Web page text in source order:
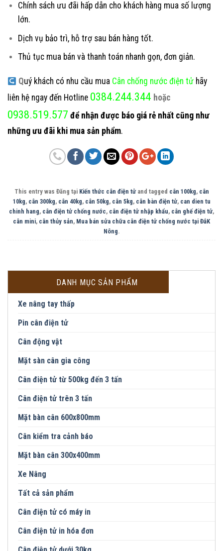
Chính sách ưu đãi hấp dẫn cho khách hàng mua số lượng
lớn.
Dịch vụ bảo trì, hỗ trợ sau bán hàng tốt.
Thủ tục mua bán và thanh toán nhanh gọn, đơn giản.
Quý khách có nhu cầu mua Cân chống nước điện tử hãy
liên hệ ngay đến Hotline 0384.244.344 hoặc
0938.519.577 để nhận được báo giá rẻ nhất cũng như
những ưu đãi khi mua sản phẩm.
This entry was Đăng tại Kiến thức cân điện tửand tagged cân 100kg, cân
10kg, cân 300kg, cân 40kg, cân 50kg, cân 5kg, cân bàn điện tử, can dien tu
chinh hang, cân điện tử chống nước, cân điện tử nhập khẩu, cân ghế điện tử,
cân mini, cân thủy sản, Mua bán sửa chữa cân điện tử chống nước tại ĐắK
Nông.
DANH MỤC SẢN PHẨM
Xe nâng tay thấp
Pin cân điện tử
Cân động vật
Mặt sàn cân gia công
Cân điện tử từ 500kg đến 3 tấn
Cân điện tử trên 3 tấn
Mặt bàn cân 600x800mm
Cân kiểm tra cảnh báo
Mặt bàn cân 300x400mm
Xe Nâng
Tất cả sản phẩm
Cân điện tử có máy in
Cân điện tử in hóa đơn